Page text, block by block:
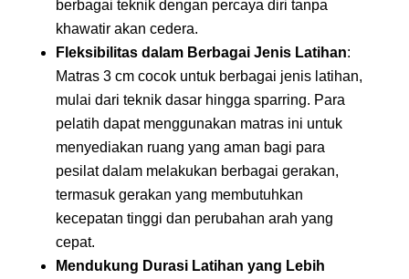
berbagai teknik dengan percaya diri tanpa
khawatir akan cedera.
Fleksibilitas dalam Berbagai Jenis Latihan:
Matras 3 cm cocok untuk berbagai jenis latihan,
mulai dari teknik dasar hingga sparring. Para
pelatih dapat menggunakan matras ini untuk
menyediakan ruang yang aman bagi para
pesilat dalam melakukan berbagai gerakan,
termasuk gerakan yang membutuhkan
kecepatan tinggi dan perubahan arah yang
cepat.
Mendukung Durasi Latihan yang Lebih